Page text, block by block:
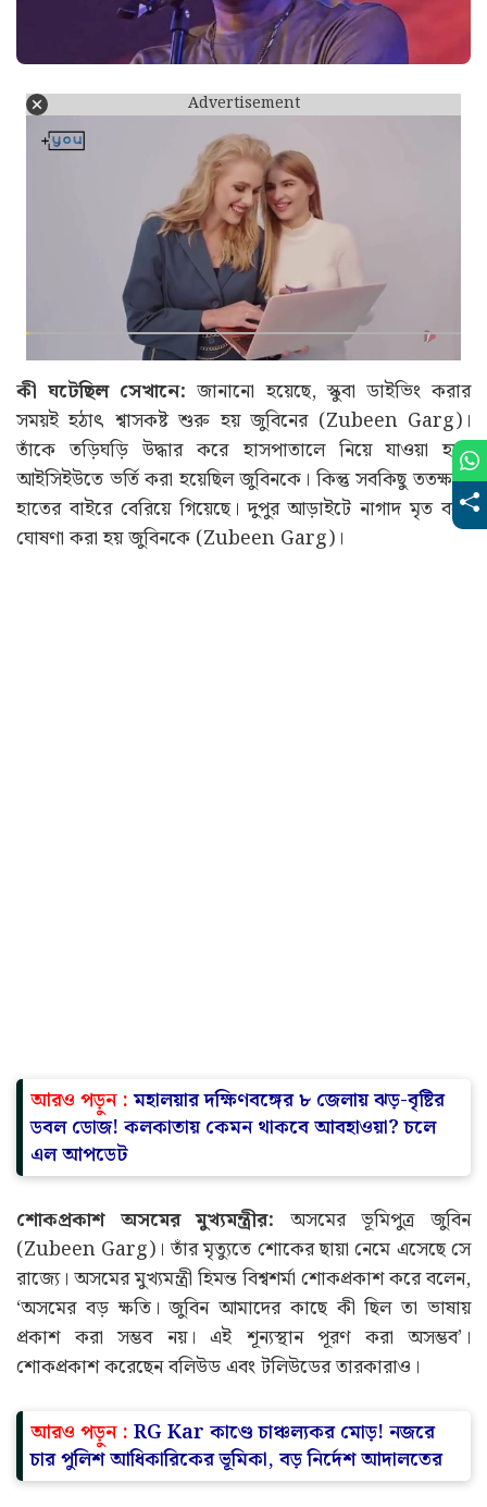
Advertisement
কী ঘটেছিল সেখানে: জানানো হয়েছে, স্কুবা ডাইভিং করার
সময়ই হঠাৎ শ্বাসকষ্ট শুরু হয় জুবিনের (Zubeen Garg)।
তাঁকে তড়িঘড়ি উদ্ধার করে হাসপাতালে নিয়ে যাওয়া হয়।
আইসিইউতে ভর্তি করা হয়েছিল জুবিনকে। কিন্তু সবকিছু ততক্ষণে
হাতের বাইরে বেরিয়ে গিয়েছে। দুপুর আড়াইটে নাগাদ মৃত বলে
ঘোষণা করা হয় জুবিনকে (Zubeen Garg)।
আরও পড়ুন :মহালয়ার দক্ষিণবঙ্গের ৮ জেলায় ঝড়-বৃষ্টির
ডবল ডোজ! কলকাতায় কেমন থাকবে আবহাওয়া? চলে
এল আপডেট
শোকপ্রকাশ অসমের মুখ্যমন্ত্রীর: অসমের ভূমিপুত্র জুবিন
(Zubeen Garg)। তাঁর মৃত্যুতে শোকের ছায়া নেমে এসেছে সে
রাজ্যে। অসমের মুখ্যমন্ত্রী হিমন্ত বিশ্বশর্মা শোকপ্রকাশ করে বলেন,
‘অসমের বড় ক্ষতি। জুবিন আমাদের কাছে কী ছিল তা ভাষায়
প্রকাশ করা সম্ভব নয়। এই শূন্যস্থান পূরণ করা অসম্ভব’।
শোকপ্রকাশ করেছেন বলিউড এবং টলিউডের তারকারাও।
আরও পড়ুন : RG Kar কাণ্ডে চাঞ্চল্যকর মোড়! নজরে
চার পুলিশ আধিকারিকের ভূমিকা, বড় নির্দেশ আদালতের